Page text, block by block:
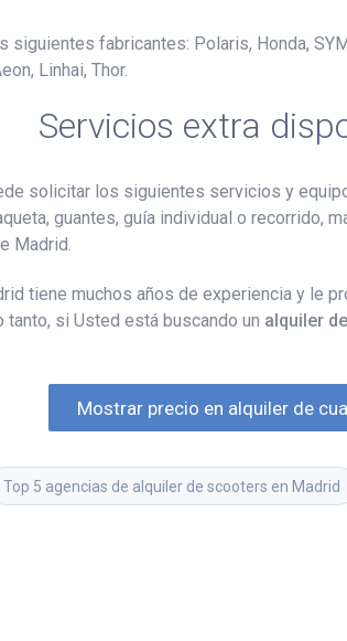
fabricantes: Polaris, Honda,
Linhai, Thor.
Servicios extra
solicitar los siguientes servicios y
guantes, guía individual o recorrido,
Madrid.
tiene muchos años de experiencia y le
si Usted está buscando un alquiler
Mostrar precio en alquiler de
Top 5 agencias de alquiler de scooters en Madrid